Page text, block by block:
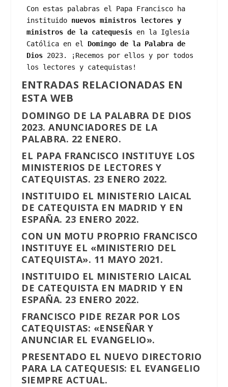
Con estas palabras el Papa Francisco ha
instituido nuevos ministros lectores y
ministros de la catequesis en la Iglesia
Católica en el Domingo de la Palabra de
Dios 2023. ¡Recemos por ellos y por todos
los lectores y catequistas!
ENTRADAS RELACIONADAS EN
ESTA WEB
DOMINGO DE LA PALABRA DE DIOS
2023. ANUNCIADORES DE LA
PALABRA. 22 ENERO.
EL PAPA FRANCISCO INSTITUYE LOS
MINISTERIOS DE LECTORES Y
CATEQUISTAS. 23 ENERO 2022.
INSTITUIDO EL MINISTERIO LAICAL
DE CATEQUISTA EN MADRID Y EN
ESPAÑA. 23 ENERO 2022.
CON UN MOTU PROPRIO FRANCISCO
INSTITUYE EL «MINISTERIO DEL
CATEQUISTA». 11 MAYO 2021.
INSTITUIDO EL MINISTERIO LAICAL
DE CATEQUISTA EN MADRID Y EN
ESPAÑA. 23 ENERO 2022.
FRANCISCO PIDE REZAR POR LOS
CATEQUISTAS: «ENSEÑAR Y
ANUNCIAR EL EVANGELIO».
PRESENTADO EL NUEVO DIRECTORIO
PARA LA CATEQUESIS: EL EVANGELIO
SIEMPRE ACTUAL.